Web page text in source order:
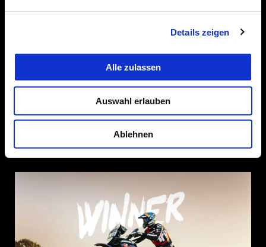
Details zeigen
Alle zulassen
Auswahl erlauben
Ablehnen
Tuareg 660, auf den anspruchsvollsten Strecken.